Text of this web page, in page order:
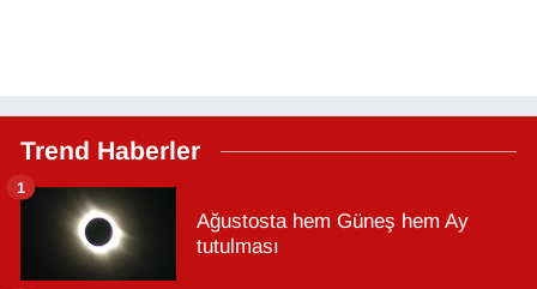
Trend Haberler
Ağustosta hem Güneş hem Ay
tutulması
1